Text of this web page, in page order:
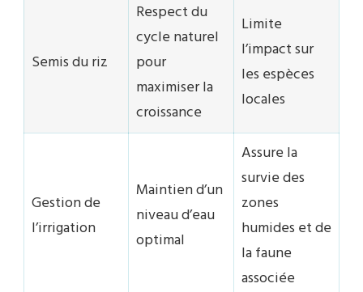
Semis du riz
Respect du
cycle naturel
pour
maximiser la
croissance
Limite
l’impact sur
les espèces
locales
Gestion de
l’irrigation
Maintien d’un
niveau d’eau
optimal
Assure la
survie des
zones
humides et de
la faune
associée